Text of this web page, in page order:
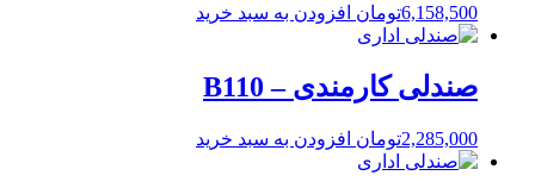
6,158,500تومان افزودن به سبد خرید
صندلی کارمندی – B110
2,285,000تومان افزودن به سبد خرید